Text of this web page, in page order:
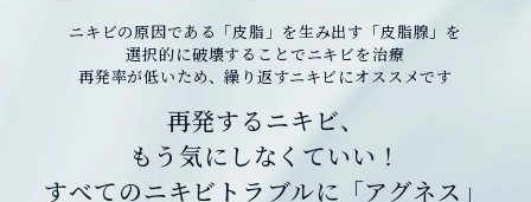
ニキビの原因である「皮脂」を生み出す「皮脂腺」を
選択的に破壊することでニキビを治療
再発率が低いため、繰り返すニキビにオススメです
再発するニキビ、
もう気にしなくていい！
すべてのニキビトラブルに「アグネス」